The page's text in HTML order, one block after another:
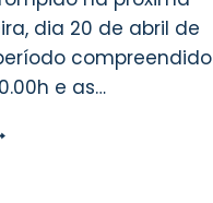
dia 20 de abril de
compreendido
e as…